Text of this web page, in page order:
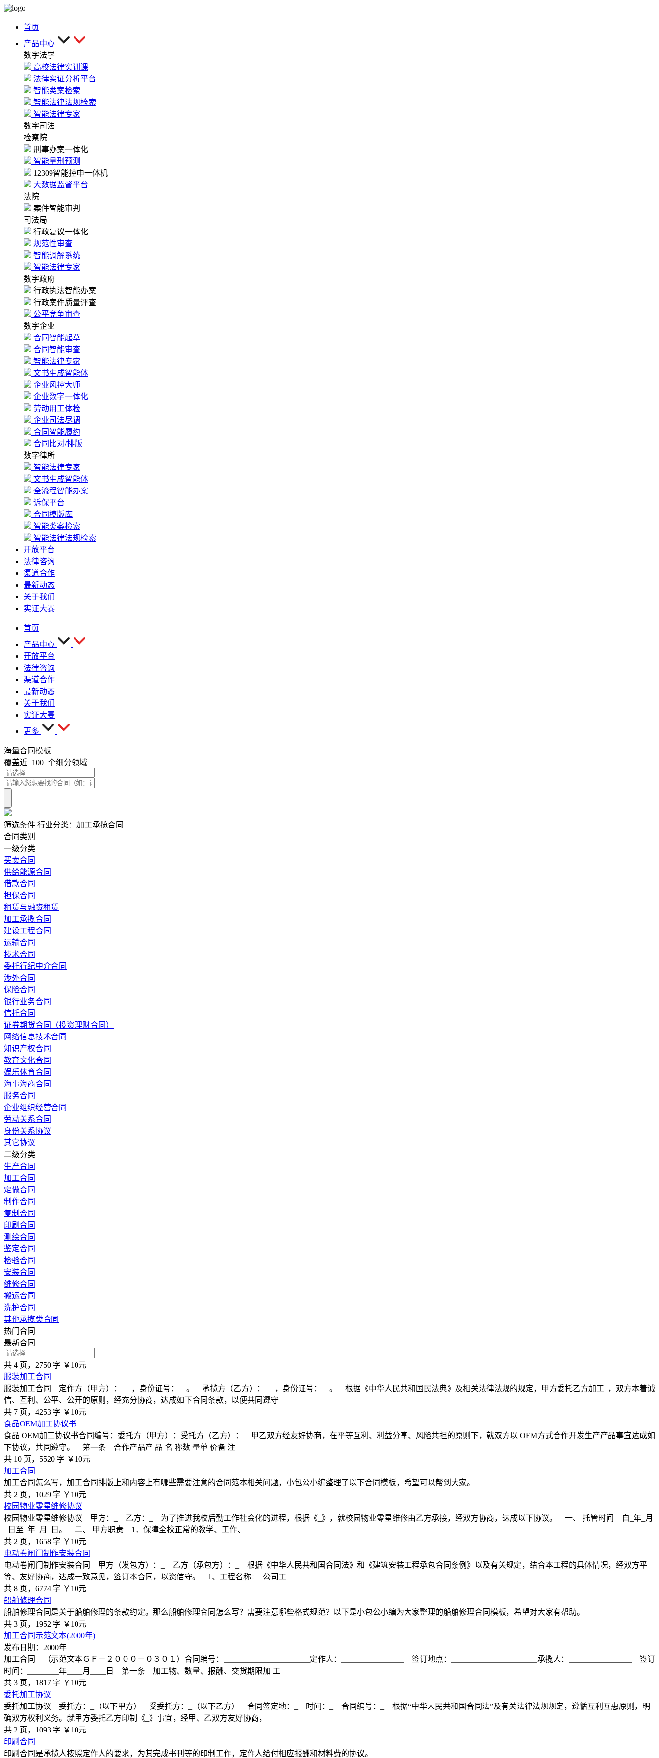
首页
产品中心
数字法学
高校法律实训课
法律实证分析平台
智能类案检索
智能法律法规检索
智能法律专家
数字司法
检察院
刑事办案一体化
智能量刑预测
12309智能控申一体机
大数据监督平台
法院
案件智能审判
司法局
行政复议一体化
规范性审查
智能调解系统
智能法律专家
数字政府
行政执法智能办案
行政案件质量评查
公平竞争审查
数字企业
合同智能起草
合同智能审查
智能法律专家
文书生成智能体
企业风控大师
企业数字一体化
劳动用工体检
企业司法尽调
合同智能履约
合同比对/排版
数字律所
智能法律专家
文书生成智能体
全流程智能办案
诉保平台
合同模版库
智能类案检索
智能法律法规检索
开放平台
法律咨询
渠道合作
最新动态
关于我们
实证大赛
首页
产品中心
开放平台
法律咨询
渠道合作
最新动态
关于我们
实证大赛
更多
海量合同模板
覆盖近 100 个细分领域
筛选条件 行业分类： 加工承揽合同
合同类别
一级分类
买卖合同
供给能源合同
借款合同
担保合同
租赁与融资租赁
加工承揽合同
建设工程合同
运输合同
技术合同
委托行纪中介合同
涉外合同
保险合同
银行业务合同
信托合同
证券期货合同（投资理财合同）
网络信息技术合同
知识产权合同
教育文化合同
娱乐体育合同
海事海商合同
服务合同
企业组织经营合同
劳动关系合同
身份关系协议
其它协议
二级分类
生产合同
加工合同
定做合同
制作合同
复制合同
印刷合同
测绘合同
鉴定合同
检验合同
安装合同
维修合同
搬运合同
洗护合同
其他承揽类合同
热门合同
最新合同
共 4 页，2750 字 ￥10元
服装加工合同
服装加工合同 定作方（甲方）： ，身份证号： 。 承揽方（乙方）： ，身份证号： 。 根据《中华人民共和国民法典》及相关法律法规的规定，甲方委托乙方加工_，双方本着诚
信、互利、公平、公开的原则，经充分协商，达成如下合同条款，以便共同遵守
共 7 页，4253 字 ￥10元
食品OEM加工协议书
食品 OEM加工协议书合同编号：委托方（甲方）：受托方（乙方）： 甲乙双方经友好协商，在平等互利、利益分享、风险共担的原则下，就双方以 OEM方式合作开发生产产品事宜达成如
下协议，共同遵守。 第一条 合作产品产 品 名 称数 量单 价备 注
共 10 页，5520 字 ￥10元
加工合同
加工合同怎么写，加工合同排版上和内容上有哪些需要注意的合同范本相关问题，小包公小编整理了以下合同模板，希望可以帮到大家。
共 2 页，1029 字 ￥10元
校园物业零星维修协议
校园物业零星维修协议 甲方：_ 乙方：_ 为了推进我校后勤工作社会化的进程，根据《_》，就校园物业零星维修由乙方承接，经双方协商，达成以下协议。 一、 托管时间 自_年_月
_日至_年_月_日。 二、 甲方职责 1．保障全校正常的教学、工作、
共 2 页，1658 字 ￥10元
电动卷闸门制作安装合同
电动卷闸门制作安装合同 甲方（发包方）：_ 乙方（承包方）：_ 根据《中华人民共和国合同法》和《建筑安装工程承包合同条例》以及有关规定，结合本工程的具体情况，经双方平
等、友好协商，达成一致意见，签订本合同，以资信守。 1、工程名称：_公司工
共 8 页，6774 字 ￥10元
船舶修理合同
船舶修理合同是关于船舶修理的条款约定。那么船舶修理合同怎么写？需要注意哪些格式规范？以下是小包公小编为大家整理的船舶修理合同模板，希望对大家有帮助。
共 3 页，1952 字 ￥10元
加工合同示范文本(2000年)
发布日期：2000年
加工合同 （示范文本ＧＦ－２０００－０３０１）合同编号：＿＿＿＿＿＿＿＿＿＿＿定作人：＿＿＿＿＿＿＿＿ 签订地点：＿＿＿＿＿＿＿＿＿＿＿承揽人：＿＿＿＿＿＿＿＿ 签订
时间：＿＿＿＿年＿＿月＿＿日 第一条 加工物、数量、报酬、交货期限加 工
共 3 页，1817 字 ￥10元
委托加工协议
委托加工协议 委托方：_（以下甲方） 受委托方：_（以下乙方） 合同签定地：_ 时间：_ 合同编号：_ 根据“中华人民共和国合同法”及有关法律法规规定，遵循互利互惠原则，明
确双方权利义务。就甲方委托乙方印制《_》事宜，经甲、乙双方友好协商，
共 2 页，1093 字 ￥10元
印刷合同
印刷合同是承揽人按照定作人的要求，为其完成书刊等的印制工作，定作人给付相应报酬和材料费的协议。